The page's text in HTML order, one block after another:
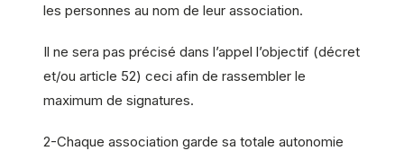
les personnes au nom de leur association.
Il ne sera pas précisé dans l’appel l’objectif (décret
et/ou article 52) ceci afin de rassembler le
maximum de signatures.
2-Chaque association garde sa totale autonomie